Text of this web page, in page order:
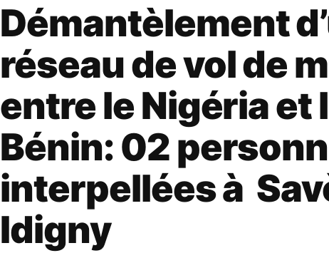
Démantèlement
réseau de vol de
entre le Nigéria et
Bénin: 02
interpellées à
Idigny